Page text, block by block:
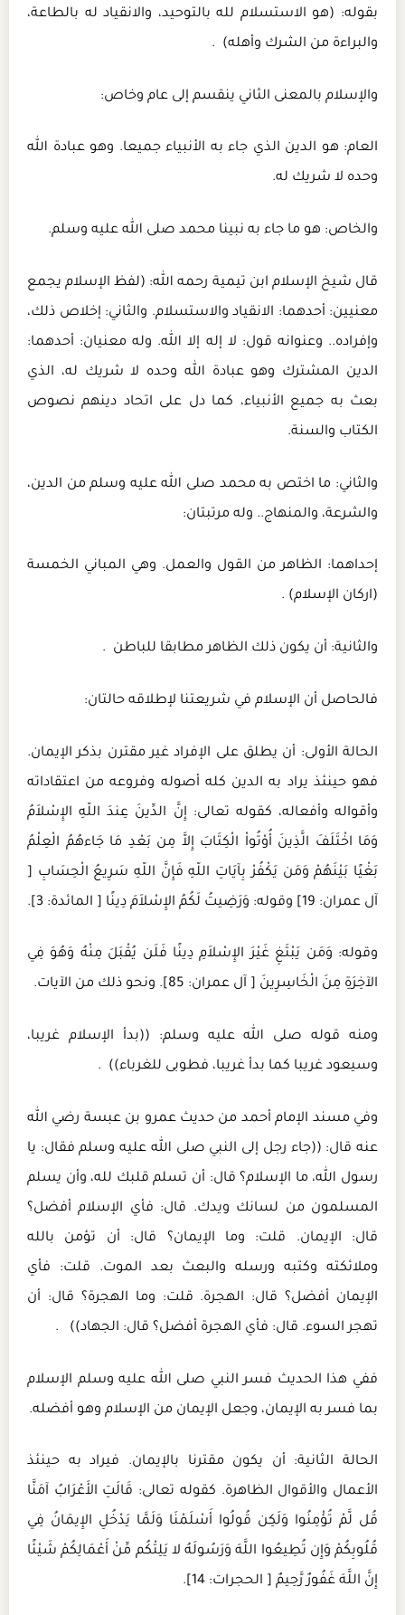
بقوله: (هو الاستسلام لله بالتوحيد، والانقياد له بالطاعة،
والبراءة من الشرك وأهله) .
والإسلام بالمعنى الثاني ينقسم إلى عام وخاص:
العام: هو الدين الذي جاء به الأنبياء جميعا. وهو عبادة الله
وحده لا شريك له.
والخاص: هو ما جاء به نبينا محمد صلى الله عليه وسلم.
قال شيخ الإسلام ابن تيمية رحمه الله: (لفظ الإسلام يجمع
معنيين: أحدهما: الانقياد والاستسلام. والثاني: إخلاص ذلك،
وإفراده.. وعنوانه قول: لا إله إلا الله. وله معنيان: أحدهما:
الدين المشترك وهو عبادة الله وحده لا شريك له، الذي
بعث به جميع الأنبياء، كما دل على اتحاد دينهم نصوص
الكتاب والسنة.
والثاني: ما اختص به محمد صلى الله عليه وسلم من الدين،
والشرعة، والمنهاج.. وله مرتبتان:
إحداهما: الظاهر من القول والعمل. وهي المباني الخمسة
(اركان الإسلام) .
والثانية: أن يكون ذلك الظاهر مطابقا للباطن .
فالحاصل أن الإسلام في شريعتنا لإطلاقه حالتان:
الحالة الأولى: أن يطلق على الإفراد غير مقترن بذكر الإيمان.
فهو حينئذ يراد به الدين كله أصوله وفروعه من اعتقاداته
وأقواله وأفعاله، كقوله تعالى: إِنَّ الدِّينَ عِندَ اللّهِ الإِسْلاَمُ
وَمَا اخْتَلَفَ الَّذِينَ أُوْتُواْ الْكِتَابَ إِلاَّ مِن بَعْدِ مَا جَاءهُمُ الْعِلْمُ
بَغْيًا بَيْنَهُمْ وَمَن يَكْفُرْ بِآيَاتِ اللّهِ فَإِنَّ اللّهِ سَرِيعُ الْحِسَابِ [
آل عمران: 19] وقوله: وَرَضِيتُ لَكُمُ الإِسْلاَمَ دِينًا [ المائدة: 3].
وقوله: وَمَن يَبْتَغِ غَيْرَ الإِسْلاَمِ دِينًا فَلَن يُقْبَلَ مِنْهُ وَهُوَ فِي
الآخِرَةِ مِنَ الْخَاسِرِينَ [ آل عمران: 85]. ونحو ذلك من الآيات.
ومنه قوله صلى الله عليه وسلم: ((بدأ الإسلام غريبا،
وسيعود غريبا كما بدأ غريبا، فطوبى للغرباء)) .
وفي مسند الإمام أحمد من حديث عمرو بن عبسة رضي الله
عنه قال: ((جاء رجل إلى النبي صلى الله عليه وسلم فقال: يا
رسول الله، ما الإسلام؟ قال: أن تسلم قلبك لله، وأن يسلم
المسلمون من لسانك ويدك. قال: فأي الإسلام أفضل؟
قال: الإيمان. قلت: وما الإيمان؟ قال: أن تؤمن بالله
وملائكته وكتبه ورسله والبعث بعد الموت. قلت: فأي
الإيمان أفضل؟ قال: الهجرة. قلت: وما الهجرة؟ قال: أن
تهجر السوء. قال: فأي الهجرة أفضل؟ قال: الجهاد)) .
ففي هذا الحديث فسر النبي صلى الله عليه وسلم الإسلام
بما فسر به الإيمان، وجعل الإيمان من الإسلام وهو أفضله.
الحالة الثانية: أن يكون مقترنا بالإيمان. فيراد به حينئذ
الأعمال والأقوال الظاهرة. كقوله تعالى: قَالَتِ الأَعْرَابُ آمَنَّا
قُل لَّمْ تُؤْمِنُوا وَلَكِن قُولُوا أَسْلَمْنَا وَلَمَّا يَدْخُلِ الإِيمَانُ فِي
قُلُوبِكُمْ وَإِن تُطِيعُوا اللَّهَ وَرَسُولَهُ لا يَلِتْكُم مِّنْ أَعْمَالِكُمْ شَيْئًا
إِنَّ اللَّهَ غَفُورٌ رَّحِيمٌ [ الحجرات: 14].